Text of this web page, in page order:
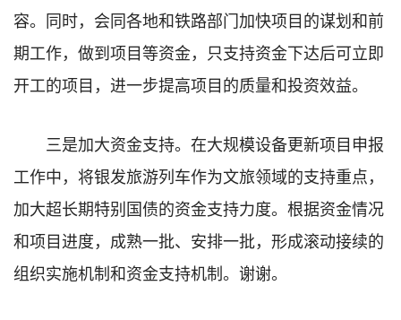
容。同时，会同各地和铁路部门加快项目的谋划和前
期工作，做到项目等资金，只支持资金下达后可立即
开工的项目，进一步提高项目的质量和投资效益。
三是加大资金支持。在大规模设备更新项目申报
工作中，将银发旅游列车作为文旅领域的支持重点，
加大超长期特别国债的资金支持力度。根据资金情况
和项目进度，成熟一批、安排一批，形成滚动接续的
组织实施机制和资金支持机制。谢谢。